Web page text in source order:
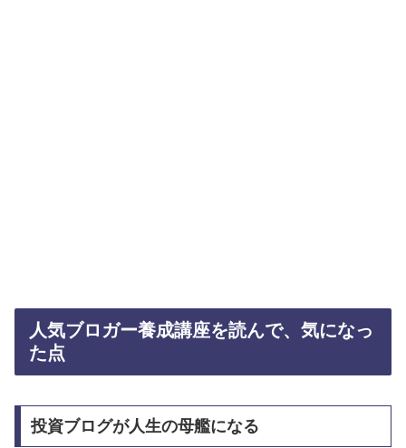
人気ブロガー養成講座を読んで、気になっ
た点
投資ブログが人生の母艦になる